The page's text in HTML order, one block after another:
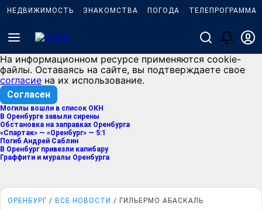
НЕДВИЖИМОСТЬ ЗНАКОМСТВА ПОГОДА ТЕЛЕПРОГРАММА
На информационном ресурсе применяются cookie-
файлы. Оставаясь на сайте, вы подтверждаете свое
согласие на их использование.
Согласен
Могилы вошли в список ОКН
В Оренбурге завыли сирены
Обстановка на заправках Оренбурга
«Спартак» — «Оренбург» — 5:1
Погиб Андрей Саблин
В Оренбург привезли капибару
Граффити и муралы Оренбурга
ОРЕНБУРГ ВСЕ НОВОСТИ ГИЛЬЕРМО АБАСКАЛЬ